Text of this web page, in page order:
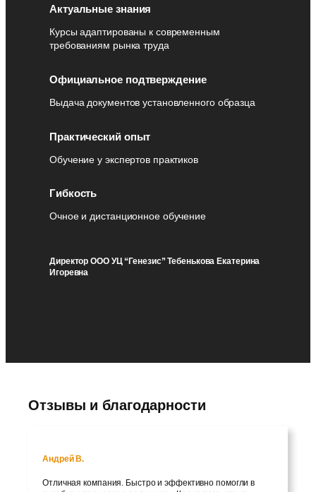
Актуальные знания
Курсы адаптированы к современным
требованиям рынка труда
Официальное подтверждение
Выдача документов установленного образца
Практический опыт
Обучение у экспертов практиков
Гибкость
Очное и дистанционное обучение
Директор ООО УЦ “Генезис” Тебенькова Екатерина
Игоревна
Отзывы и благодарности
Андрей В.
Отличная компания. Быстро и эффективно помогли в